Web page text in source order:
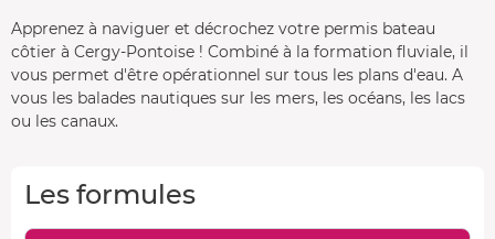
Apprenez à naviguer et décrochez votre permis bateau
côtier à Cergy-Pontoise ! Combiné à la formation fluviale, il
vous permet d'être opérationnel sur tous les plans d'eau. A
vous les balades nautiques sur les mers, les océans, les lacs
ou les canaux.
Les formules